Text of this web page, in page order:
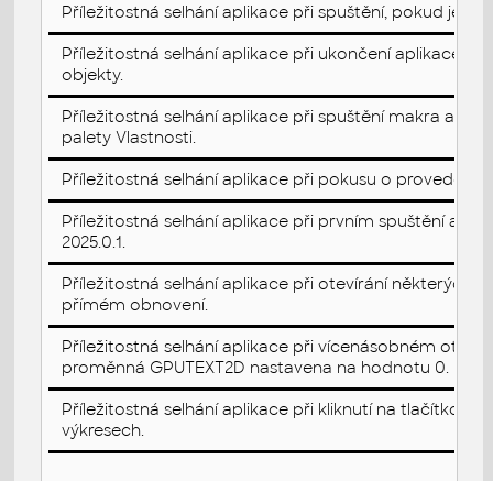
Příležitostná selhání aplikace při spuštění, pokud je
Příležitostná selhání aplikace při ukončení aplikace
objekty.
Příležitostná selhání aplikace při spuštění makra
palety Vlastnosti.
Příležitostná selhání aplikace při pokusu o provedení
Příležitostná selhání aplikace při prvním spuštění
2025.0.1.
Příležitostná selhání aplikace při otevírání některých
přímém obnovení.
Příležitostná selhání aplikace při vícenásobném
proměnná GPUTEXT2D nastavena na hodnotu 0.
Příležitostná selhání aplikace při kliknutí na tlačítko
výkresech.